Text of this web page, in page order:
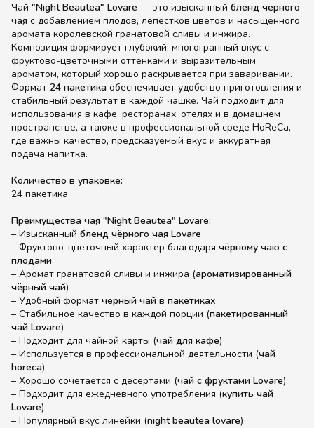
Чай "Night Beautea" Lovare — это изысканный бленд чёрного
чая с добавлением плодов, лепестков цветов и насыщенного
аромата королевской гранатовой сливы и инжира.
Композиция формирует глубокий, многогранный вкус с
фруктово-цветочными оттенками и выразительным
ароматом, который хорошо раскрывается при заваривании.
Формат 24 пакетика обеспечивает удобство приготовления и
стабильный результат в каждой чашке. Чай подходит для
использования в кафе, ресторанах, отелях и в домашнем
пространстве, а также в профессиональной среде HoReCa,
где важны качество, предсказуемый вкус и аккуратная
подача напитка.
Количество в упаковке:
24 пакетика
Преимущества чая "Night Beautea" Lovare:
– Изысканный бленд чёрного чая Lovare
– Фруктово-цветочный характер благодаря чёрному чаю с
плодами
– Аромат гранатовой сливы и инжира (ароматизированный
чёрный чай)
– Удобный формат чёрный чай в пакетиках
– Стабильное качество в каждой порции (пакетированный
чай Lovare)
– Подходит для чайной карты (чай для кафе)
– Используется в профессиональной деятельности (чай
horeca)
– Хорошо сочетается с десертами (чай с фруктами Lovare)
– Подходит для ежедневного употребления (купить чай
Lovare)
– Популярный вкус линейки (night beautea lovare)